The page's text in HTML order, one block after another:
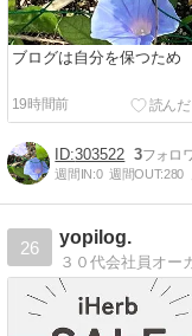
ブログは自分を保つため
19時間前
303522 3
週間IN:0 週間OUT:280
26
yopilog.